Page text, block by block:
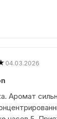
04.03.2026
Аромат